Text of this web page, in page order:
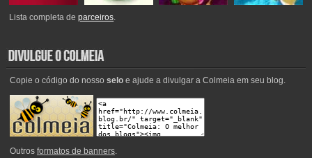
Lista completa deparceiros.
Copie o código do nosso seloe ajude a divulgar a Colmeia em seu blog.
Outros formatos de banners.